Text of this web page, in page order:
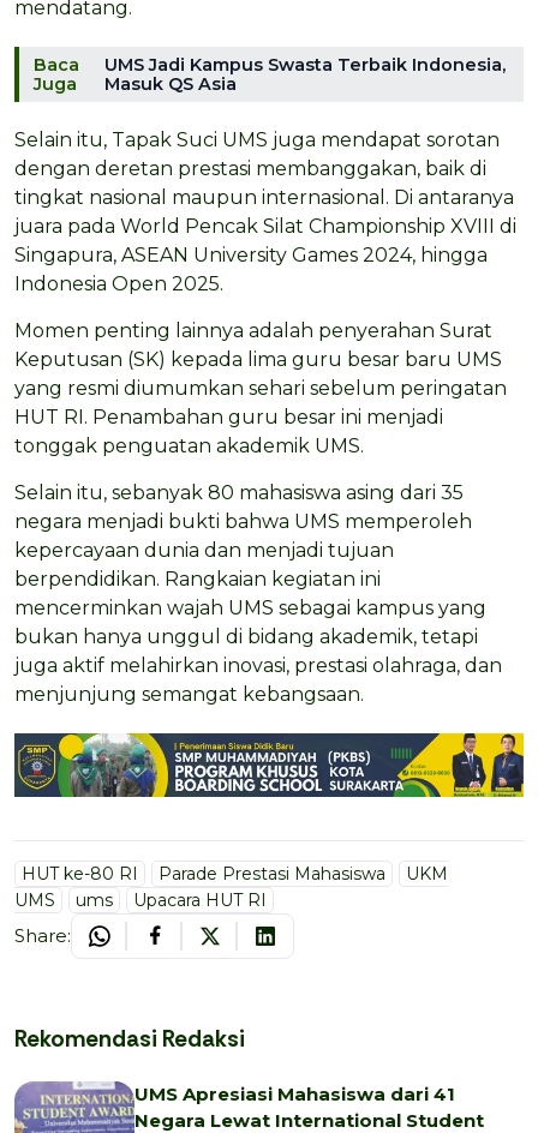
mendatang.
Baca
Juga
UMS Jadi Kampus Swasta Terbaik Indonesia,
Masuk QS Asia
Selain itu, Tapak Suci UMS juga mendapat sorotan
dengan deretan prestasi membanggakan, baik di
tingkat nasional maupun internasional. Di antaranya
juara pada World Pencak Silat Championship XVIII di
Singapura, ASEAN University Games 2024, hingga
Indonesia Open 2025.
Momen penting lainnya adalah penyerahan Surat
Keputusan (SK) kepada lima guru besar baru UMS
yang resmi diumumkan sehari sebelum peringatan
HUT RI. Penambahan guru besar ini menjadi
tonggak penguatan akademik UMS.
Selain itu, sebanyak 80 mahasiswa asing dari 35
negara menjadi bukti bahwa UMS memperoleh
kepercayaan dunia dan menjadi tujuan
berpendidikan. Rangkaian kegiatan ini
mencerminkan wajah UMS sebagai kampus yang
bukan hanya unggul di bidang akademik, tetapi
juga aktif melahirkan inovasi, prestasi olahraga, dan
menjunjung semangat kebangsaan.
HUT ke-80 RI Parade Prestasi Mahasiswa
UKM
UMS
ums Upacara HUT RI
Share:
Rekomendasi Redaksi
UMS Apresiasi Mahasiswa dari 41
Negara Lewat International Student